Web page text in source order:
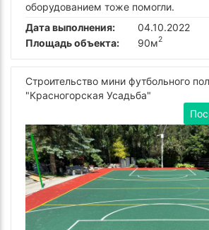
оборудованием тоже помогли.
Дата выполнения:
04.10.2022
Площадь объекта:
90м2
Строительство мини футбольного
"Красногорская Усадьба"